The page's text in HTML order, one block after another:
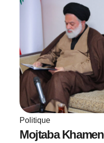
Politique
Mojtaba